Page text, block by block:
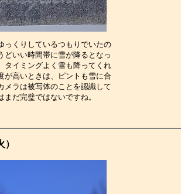
っくりしているつもりでいたの
どいい時間帯に雪が降るとなっ
タイミングよく雪も降ってくれ
が高いときは、ピントも雪に合
メラは被写体のことを認識して
はまだ完璧ではないですね。